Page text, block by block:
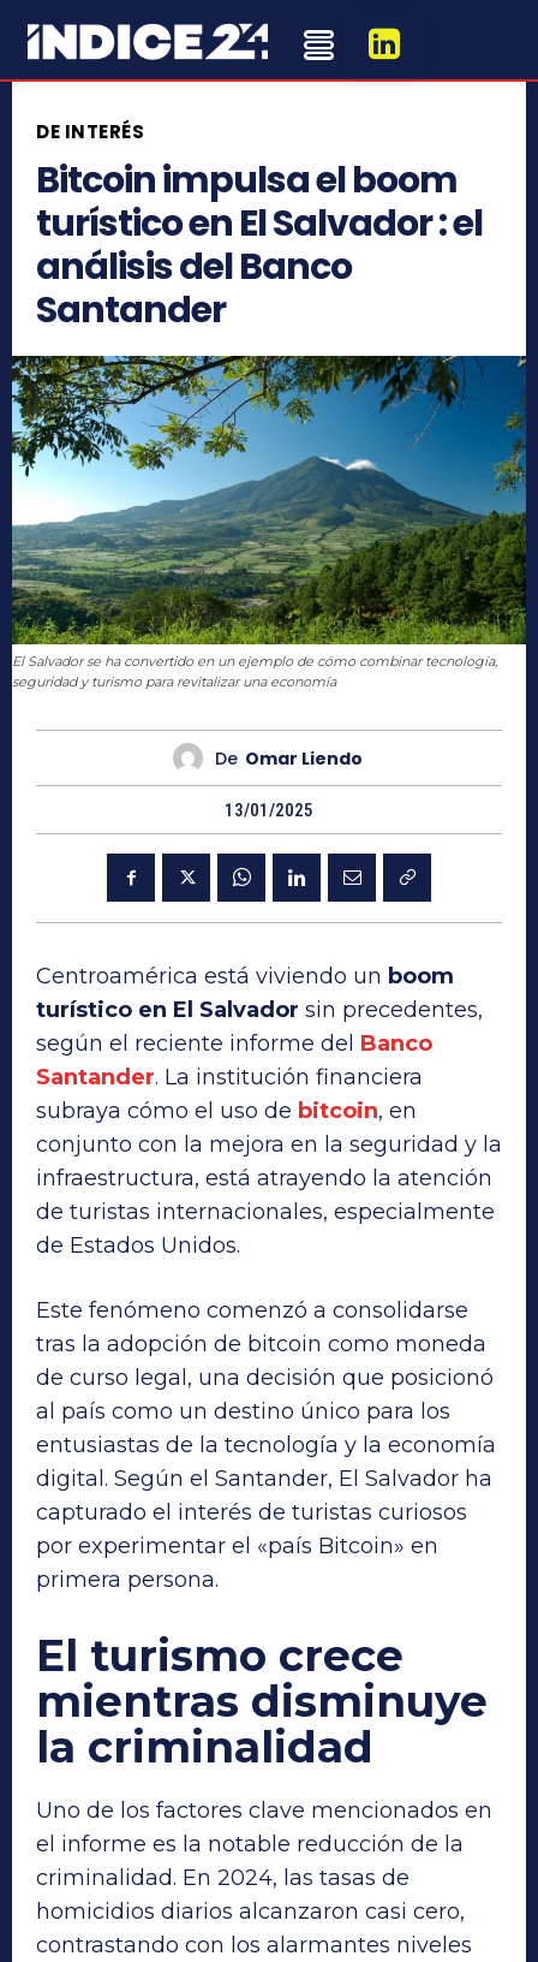
DE INTERÉS
Bitcoin impulsa el boom
turístico en El Salvador : el
análisis del Banco
Santander
El Salvador se ha convertido en un ejemplo de cómo combinar tecnología,
seguridad y turismo para revitalizar una economía
De Omar Liendo
13/01/2025
Centroamérica está viviendo un boom
turístico en El Salvador sin precedentes,
según el reciente informe del Banco
Santander. La institución financiera
subraya cómo el uso de bitcoin, en
conjunto con la mejora en la seguridad y la
infraestructura, está atrayendo la atención
de turistas internacionales, especialmente
de Estados Unidos.
Este fenómeno comenzó a consolidarse
tras la adopción de bitcoin como moneda
de curso legal, una decisión que posicionó
al país como un destino único para los
entusiastas de la tecnología y la economía
digital. Según el Santander, El Salvador ha
capturado el interés de turistas curiosos
por experimentar el «país Bitcoin» en
primera persona.
El turismo crece
mientras disminuye
la criminalidad
Uno de los factores clave mencionados en
el informe es la notable reducción de la
criminalidad. En 2024, las tasas de
homicidios diarios alcanzaron casi cero,
contrastando con los alarmantes niveles